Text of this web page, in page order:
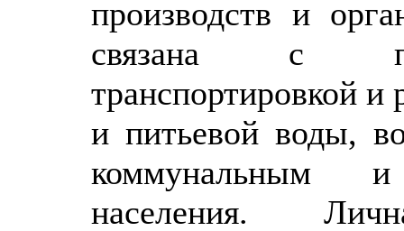
производств и
связана с
транспортировкой и
и питьевой воды,
коммунальным
населения.